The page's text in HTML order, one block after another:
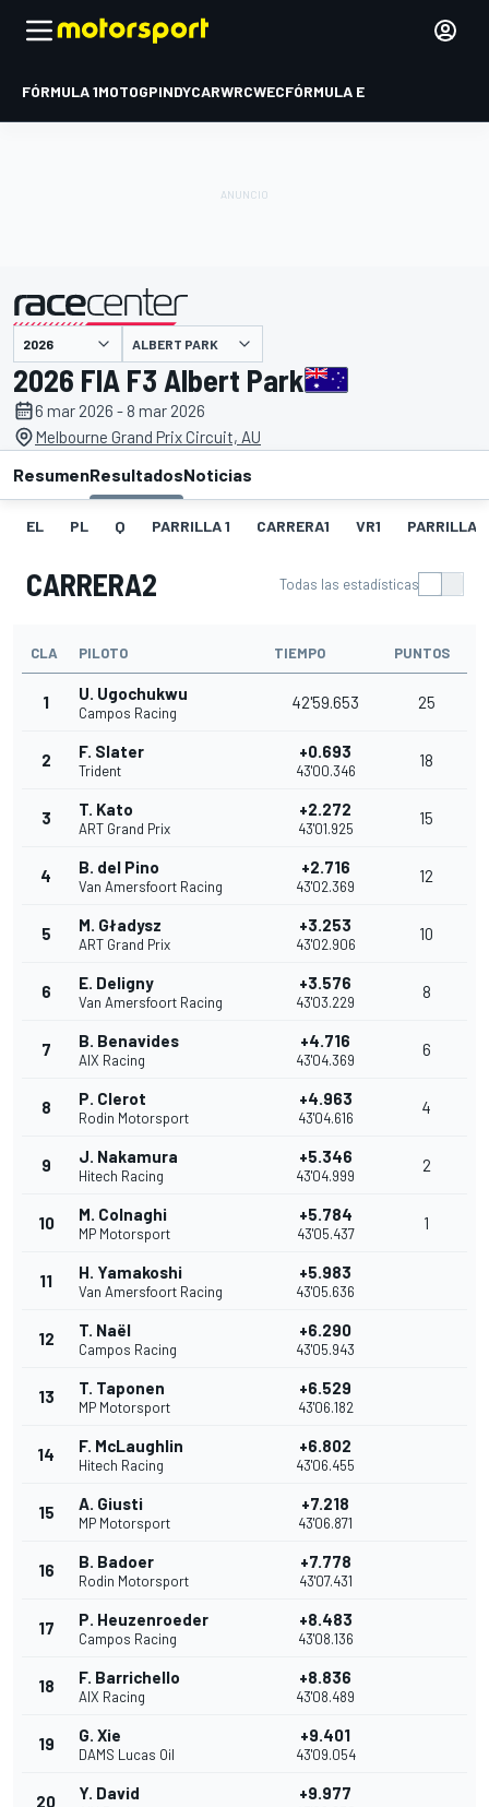
FÓRMULA 1MOTOGPINDYCARWRCWECFÓRMULA E
presentado por ALBERT PARK
2026 FIA F3 Albert Park
6 mar 2026 - 8 mar 2026
Melbourne Grand Prix Circuit, AU
ResumenResultadosNoticias
EL PL Q PARRILLA 1 CARRERA1 VR1 PARRILLA 2
CARRERA2 Todas las estadísticas
CLA PILOTO TIEMPO PUNTOS
1 U. Ugochukwu
Campos Racing
42'59.653 25
2 F. Slater
Trident
+0.693
43'00.346
18
3 T. Kato
ART Grand Prix
+2.272
43'01.925
15
4 B. del Pino
Van Amersfoort Racing
+2.716
43'02.369
12
5 M. Gładysz
ART Grand Prix
+3.253
43'02.906
10
6 E. Deligny
Van Amersfoort Racing
+3.576
43'03.229
8
7 B. Benavides
AIX Racing
+4.716
43'04.369
6
8 P. Clerot
Rodin Motorsport
+4.963
43'04.616
4
9 J. Nakamura
Hitech Racing
+5.346
43'04.999
2
10 M. Colnaghi
MP Motorsport
+5.784
43'05.437
1
11 H. Yamakoshi
Van Amersfoort Racing
+5.983
43'05.636
12 T. Naël
Campos Racing
+6.290
43'05.943
13 T. Taponen
MP Motorsport
+6.529
43'06.182
14 F. McLaughlin
Hitech Racing
+6.802
43'06.455
15 A. Giusti
MP Motorsport
+7.218
43'06.871
16 B. Badoer
Rodin Motorsport
+7.778
43'07.431
17 P. Heuzenroeder
Campos Racing
+8.483
43'08.136
18 F. Barrichello
AIX Racing
+8.836
43'08.489
19 G. Xie
DAMS Lucas Oil
+9.401
43'09.054
20 Y. David +9.977